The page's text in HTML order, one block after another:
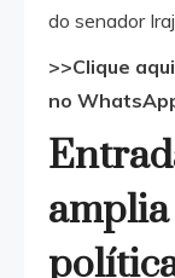
do senador
>>Clique
no